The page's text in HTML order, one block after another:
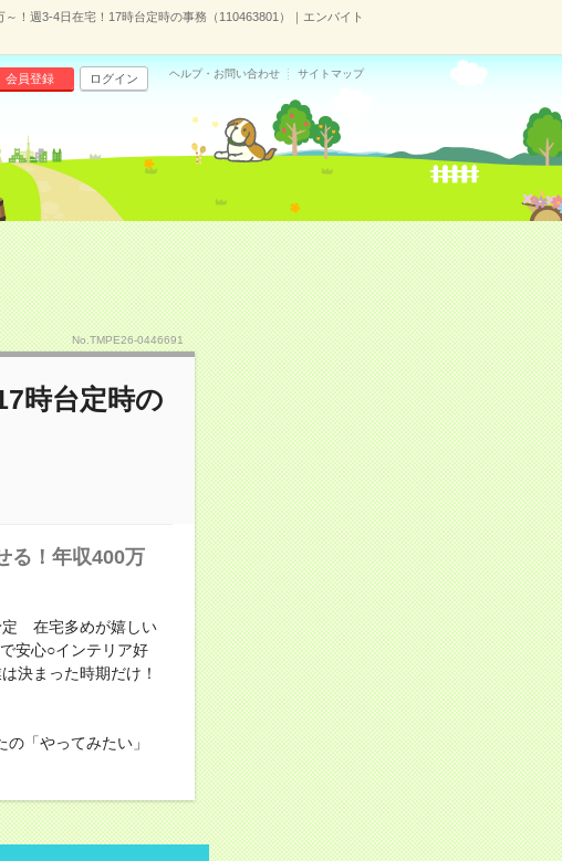
～！週3-4日在宅！17時台定時の事務（110463801）｜エンバイト
会員登録 ログイン ヘルプ・お問い合わせ サイトマップ
No.TMPE26-0446691
時台定時の
る！年収400万
定 在宅多めが嬉しい
安心○インテリア好
決まった時期だけ！
「やってみたい」